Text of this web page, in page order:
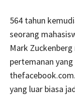
564 tahun
seorang
Mark
pertemanan
yang luar biasa